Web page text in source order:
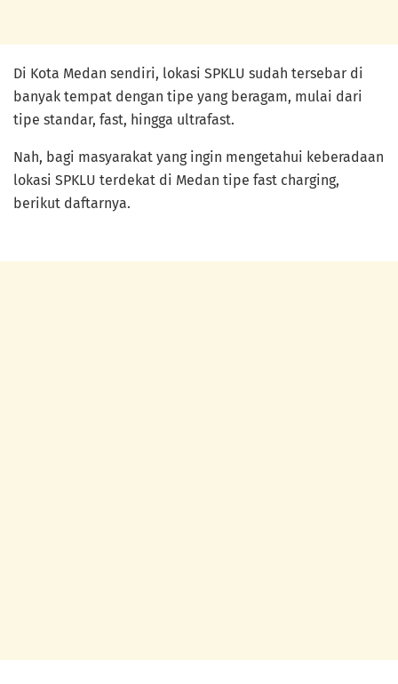
Di Kota Medan sendiri, lokasi SPKLU sudah tersebar di
banyak tempat dengan tipe yang beragam, mulai dari
tipe standar, fast, hingga ultrafast.
Nah, bagi masyarakat yang ingin mengetahui keberadaan
lokasi SPKLU terdekat di Medan tipe fast charging,
berikut daftarnya.